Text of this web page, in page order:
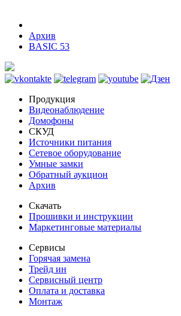
Архив
BASIC 53
Продукция
Видеонаблюдение
Домофоны
СКУД
Источники питания
Сетевое оборудование
Умные замки
Обратный аукцион
Архив
Скачать
Прошивки и инструкции
Маркетинговые материалы
Сервисы
Горячая замена
Трейд ин
Сервисный центр
Оплата и доставка
Монтаж